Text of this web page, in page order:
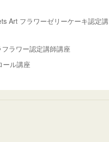
Art フラワーゼリーケーキ認定講
ラワー認定講師講座
ール講座